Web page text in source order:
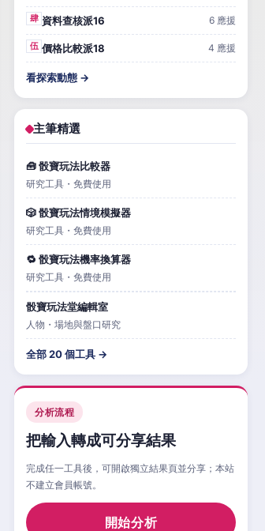
🧮
骰寶玩法 骰寶玩法比 骰寶玩法情
肆 資料查核派16 6 應援
伍 價格比較派18 4 應援
看探索動態 →
主筆精選
🧰 骰寶玩法比較器
研究工具・免費使用
🎲 骰寶玩法情境模擬器
研究工具・免費使用
🔁 骰寶玩法機率換算器
研究工具・免費使用
骰寶玩法堂編輯室
人物・場地與盤口研究
全部 20 個工具 →
分析流程
把輸入轉成可分享結果
完成任一工具後，可開啟獨立結果頁並分享；本站
不建立會員帳號。
開始分析